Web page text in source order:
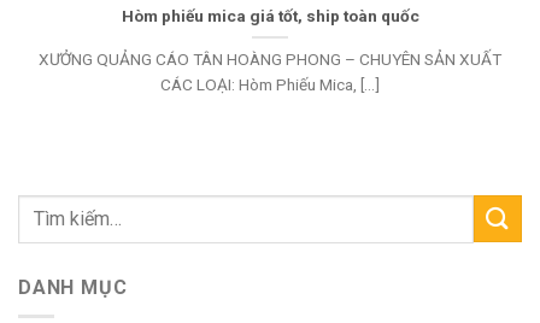
Hòm phiếu mica giá tốt, ship toàn quốc
XƯỞNG QUẢNG CÁO TÂN HOÀNG PHONG – CHUYÊN SẢN XUẤT
CÁC LOẠI: Hòm Phiếu Mica, [...]
DANH MỤC